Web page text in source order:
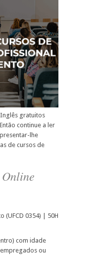
gratuitos
continue a ler
lhe
de cursos de
(UFCD 0354) | 50H
com idade
ou